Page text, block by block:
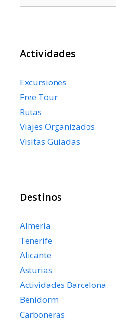
Actividades
Excursiones
Free Tour
Rutas
Viajes Organizados
Visitas Guiadas
Destinos
Almería
Tenerife
Alicante
Asturias
Actividades Barcelona
Benidorm
Carboneras